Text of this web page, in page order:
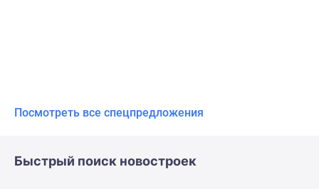
Посмотреть все спецпредложения
Быстрый поиск новостроек